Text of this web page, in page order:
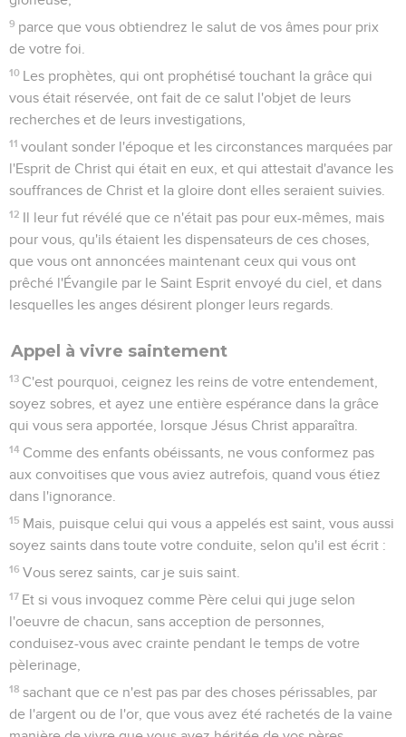
9 parce que vous obtiendrez le salut de vos âmes pour prix
de votre foi.
10 Les prophètes, qui ont prophétisé touchant la grâce qui
vous était réservée, ont fait de ce salut l'objet de leurs
recherches et de leurs investigations,
11 voulant sonder l'époque et les circonstances marquées par
l'Esprit de Christ qui était en eux, et qui attestait d'avance les
souffrances de Christ et la gloire dont elles seraient suivies.
12 Il leur fut révélé que ce n'était pas pour eux-mêmes, mais
pour vous, qu'ils étaient les dispensateurs de ces choses,
que vous ont annoncées maintenant ceux qui vous ont
prêché l'Évangile par le Saint Esprit envoyé du ciel, et dans
lesquelles les anges désirent plonger leurs regards.
Appel à vivre saintement
13 C'est pourquoi, ceignez les reins de votre entendement,
soyez sobres, et ayez une entière espérance dans la grâce
qui vous sera apportée, lorsque Jésus Christ apparaîtra.
14 Comme des enfants obéissants, ne vous conformez pas
aux convoitises que vous aviez autrefois, quand vous étiez
dans l'ignorance.
15 Mais, puisque celui qui vous a appelés est saint, vous aussi
soyez saints dans toute votre conduite, selon qu'il est écrit :
16 Vous serez saints, car je suis saint.
17 Et si vous invoquez comme Père celui qui juge selon
l'oeuvre de chacun, sans acception de personnes,
conduisez-vous avec crainte pendant le temps de votre
pèlerinage,
18 sachant que ce n'est pas par des choses périssables, par
de l'argent ou de l'or, que vous avez été rachetés de la vaine